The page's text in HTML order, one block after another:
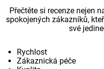
Přečtěte si recenze nejen
spokojených zákazníků,
své
Rychlost
Zákaznická péče